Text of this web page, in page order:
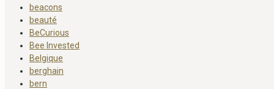
beacons
beauté
BeCurious
Bee Invested
Belgique
berghain
bern